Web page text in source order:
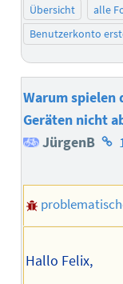
Übersicht alle
Benutzerkonto
Warum spielen
Geräten nicht
JürgenB
Hallo Felix,